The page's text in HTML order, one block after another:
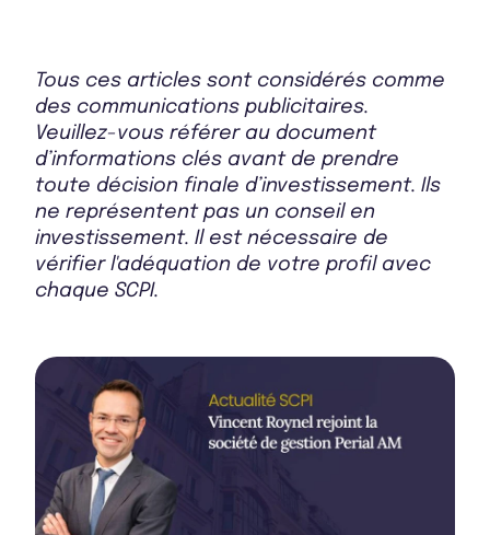
Bulletin 2025 T2
Bulletin 2025 T1
Bulletin 2024 T4
Bulletin 2024 T3
Bulletin 2024 T2
Tous ces articles sont considérés comme
des communications publicitaires.
Veuillez-vous référer au document
d’informations clés avant de prendre
toute décision finale d’investissement. Ils
ne représentent pas un conseil en
investissement. Il est nécessaire de
vérifier l'adéquation de votre profil avec
chaque SCPI.